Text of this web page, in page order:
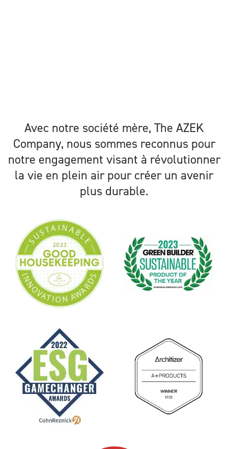
Avec notre société mère, The AZEK
Company, nous sommes reconnus pour
notre engagement visant à révolutionner
la vie en plein air pour créer un avenir
plus durable.